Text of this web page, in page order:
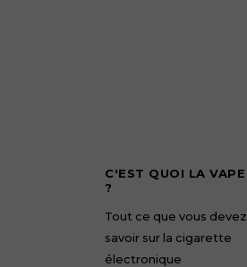
C'EST QUOI LA VAPE
?
Tout ce que vous devez
savoir sur la cigarette
électronique